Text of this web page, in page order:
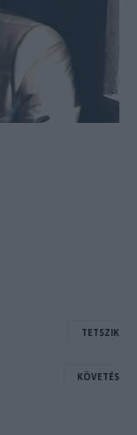
TETSZIK
KÖVETÉS